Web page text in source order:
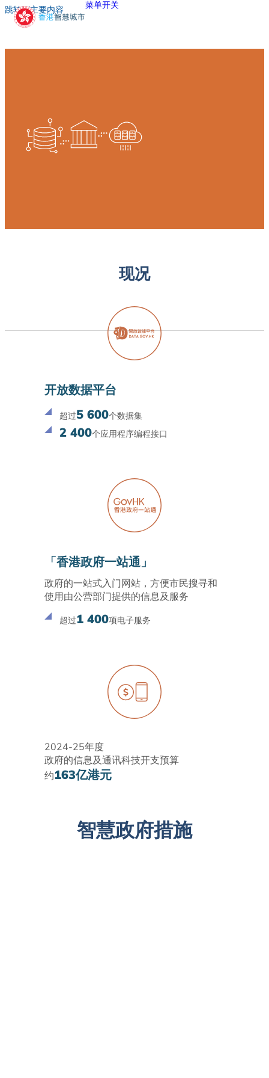
跳转到主要内容 菜单开关
现况
开放数据平台
超过5 600个数据集
2 400个应用程序编程接口
「香港政府一站通」
政府的一站式入门网站，方便市民搜寻和
使用由公营部门提供的信息及服务
超过1 400项电子服务
2024-25年度
政府的信息及通讯科技开支预算
约163亿港元
智慧政府措施